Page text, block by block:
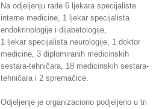
Na odjeljenju rade 6 ljekara specijaliste
interne medicine, 1 ljekar specijalista
endokrinologije i dijabetologije,
1 ljekar specijalista neurologije, 1 doktor
medicine, 3 diplomiranih medicinskih
sestara-tehničara, 18 medicinskih sestara-
tehničara i 2 spremačice.
Odjeljenje je organizaciono podjeljeno u tri